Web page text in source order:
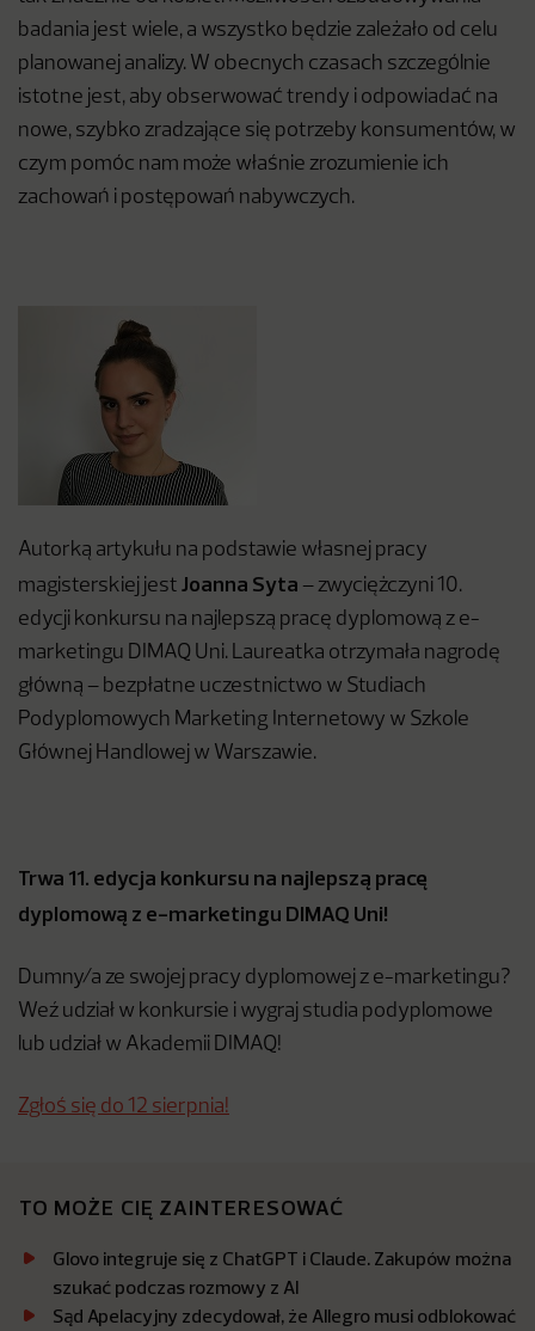
badania jest wiele, a wszystko będzie zależało od celu
planowanej analizy. W obecnych czasach szczególnie
istotne jest, aby obserwować trendy i odpowiadać na
nowe, szybko zradzające się potrzeby konsumentów, w
czym pomóc nam może właśnie zrozumienie ich
zachowań i postępowań nabywczych.
Autorką artykułu na podstawie własnej pracy
magisterskiej jest Joanna Syta – zwyciężczyni 10.
edycji konkursu na najlepszą pracę dyplomową z e-
marketingu DIMAQ Uni. Laureatka otrzymała nagrodę
główną – bezpłatne uczestnictwo w Studiach
Podyplomowych Marketing Internetowy w Szkole
Głównej Handlowej w Warszawie.
Trwa 11. edycja konkursu na najlepszą pracę
dyplomową z e-marketingu DIMAQ Uni!
Dumny/a ze swojej pracy dyplomowej z e-marketingu?
Weź udział w konkursie i wygraj studia podyplomowe
lub udział w Akademii DIMAQ!
Zgłoś się do 12 sierpnia!
TO MOŻE CIĘ ZAINTERESOWAĆ
Glovo integruje się z ChatGPT i Claude. Zakupów można
szukać podczas rozmowy z AI
Sąd Apelacyjny zdecydował, że Allegro musi odblokować